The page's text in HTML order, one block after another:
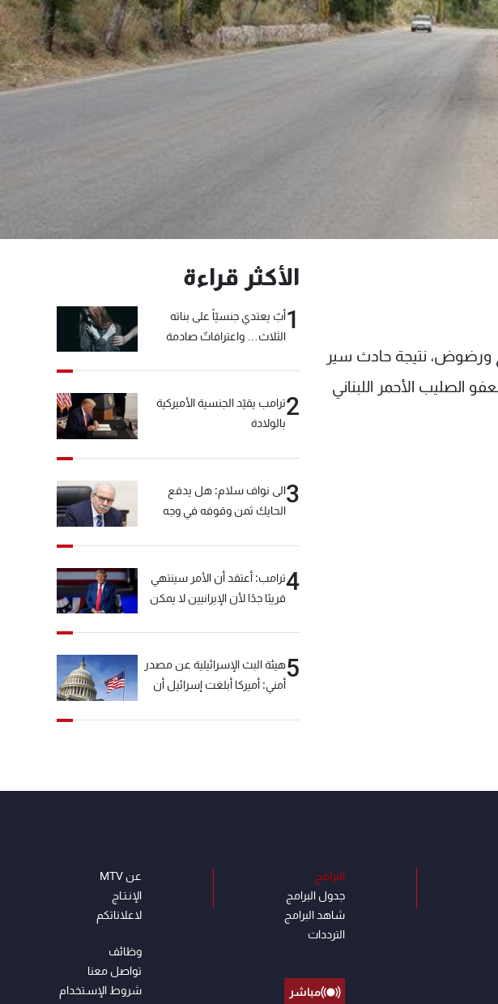
ورضوض، نتيجة حادث سير
الصليب الأحمر اللبناني
الأكثر قراءة
1أبٌ يعتدي جنسيّاً على بناته
الثلاث… واعترافاتٌ صادمة
2ترامب يقيّد الجنسية الأميركية
بالولادة
3الى نواف سلام: هل يدفع
الحايك ثمن وقوفه في وجه
4ترامب: أعتقد أن الأمر سينتهي
قريبًا جدًا لأن الإيرانيين لا يمكن
5هيئة البث الإسرائيلية عن مصدر
أمني: أميركا أبلغت إسرائيل أن
البرامج
جدول البرامج
شاهد البرامج
الترددات
مباشر
عن MTV
الإنـتـاج
لاعلاناتكم
وظائف
تواصل معنا
شروط الإسـتخدام